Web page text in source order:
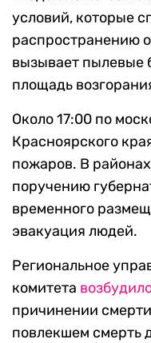
условий, которые
распространению
вызывает пылевые
площадь
Около 17:00 по
Красноярского
пожаров. В
поручению
временного
эвакуация людей.
Региональное
комитета
причинении
повлекшем смерть